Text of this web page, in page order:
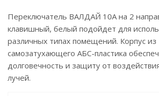
Переключатель ВАЛДАЙ 10А на 2
клавишный, белый подойдет для
различных типах помещений. Корпус из
самозатухающего АБС-пластика
долговечность и защиту от
лучей.